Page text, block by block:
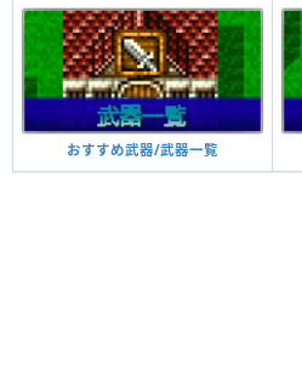
おすすめ武器/武器一覧